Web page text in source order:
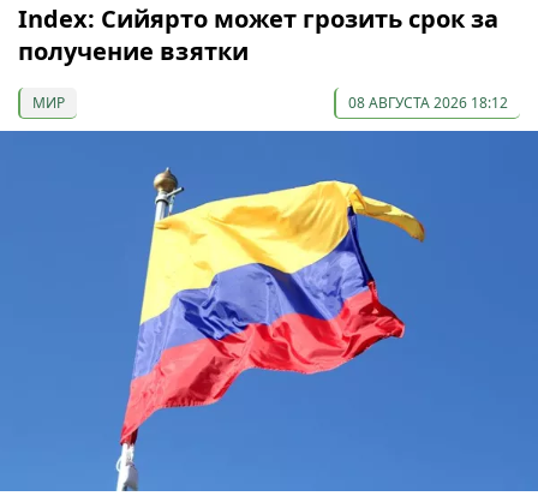
Index: Сийярто может грозить срок за
получение взятки
МИР 08 АВГУСТА 2026 18:12